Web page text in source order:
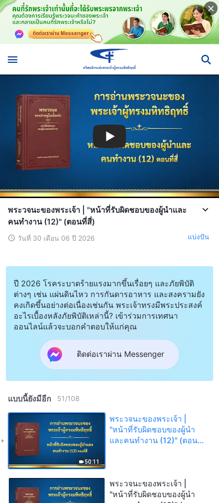
พระวจนะของพระเจ้า | "หน้าที่รับผิดชอบของผู้นำและ
คนทำงาน (12)" (ตอนที่สี่)
วันที่ 30 เดือน 06 ปี 2026 แบ่งปัน
ปี 2026 โรคระบาดร้ายแรงมากขึ้นเรื่อยๆ และภัยพิบัติ
ต่างๆ เช่น แผ่นดินไหว การกันดารอาหาร และสงครามยัง
คงเกิดขึ้นอย่างต่อเนื่องเช่นกัน พระเจ้าทรงมีพระประสงค์
อะไรเบื้องหลังภัยพิบัติเหล่านี้? เข้าร่วมการเทศนา
ออนไลน์แล้วจะบอกคำตอบให้แก่คุณ
ติดต่อเราผ่าน Messenger
แบบนี้ยังมีอีก 51/108
50:11
พระวจนะของพระเจ้า |
"หน้าที่รับผิดชอบของผู้นำ
และคนทำงาน (12)" (ตอนที่
พระวจนะของพระเจ้า |
"หน้าที่รับผิดชอบของผู้นำ